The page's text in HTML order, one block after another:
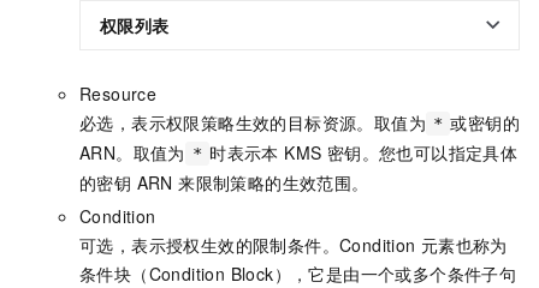
权限列表
Resource
必选，表示权限策略生效的目标资源。取值为 * 或密钥的
ARN。取值为 * 时表示本 KMS 密钥。您也可以指定具体
的密钥 ARN 来限制策略的生效范围。
Condition
可选，表示授权生效的限制条件。Condition 元素也称为
条件块（Condition Block），它是由一个或多个条件子句